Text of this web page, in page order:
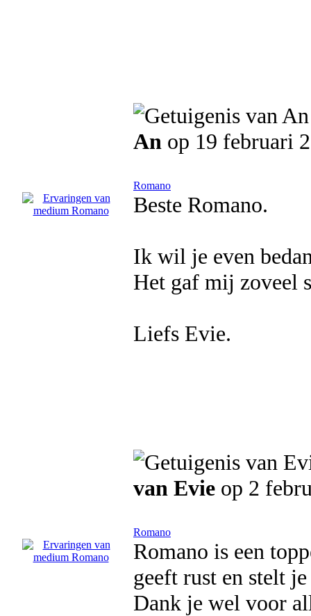
An op 19 februari
Romano
Beste Romano.
Ik wil je even
Het gaf mij zoveel
Liefs Evie.
van Evie op 2
Romano
Romano is een
geeft rust en stelt
Dank je wel voor